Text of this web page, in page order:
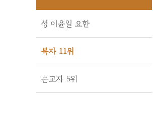
성 이윤일 요한
복자 11위
순교자 5위